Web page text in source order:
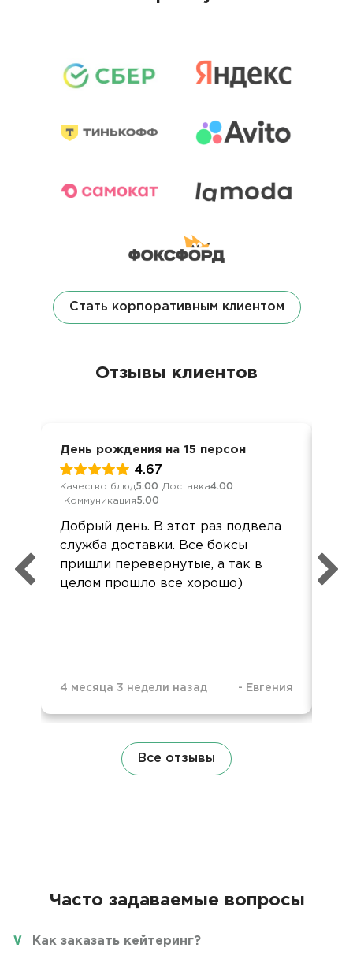
Стать корпоративным клиентом
Отзывы клиентов
День рождения на 15 персон
4.67
Качество блюд5.00 Доставка4.00
Коммуникация5.00
Добрый день. В этот раз подвела
служба доставки. Все боксы
пришли перевернутые, а так в
целом прошло все хорошо)
4 месяца 3 недели назад - Евгения
Все отзывы
Часто задаваемые вопросы
Как заказать кейтеринг?